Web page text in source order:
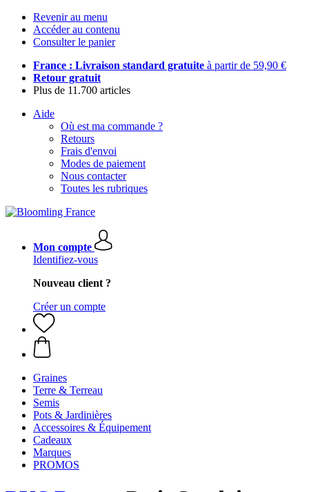
Revenir au menu
Accéder au contenu
Consulter le panier
France : Livraison standard gratuite à partir de 59,90 €
Retour gratuit
Plus de 11.700 articles
Aide
Où est ma commande ?
Retours
Frais d'envoi
Modes de paiement
Nous contacter
Toutes les rubriques
Mon compte
Identifiez-vous
Nouveau client ?
Créer un compte
Graines
Terre & Terreau
Semis
Pots & Jardinières
Accessoires & Équipement
Cadeaux
Marques
PROMOS